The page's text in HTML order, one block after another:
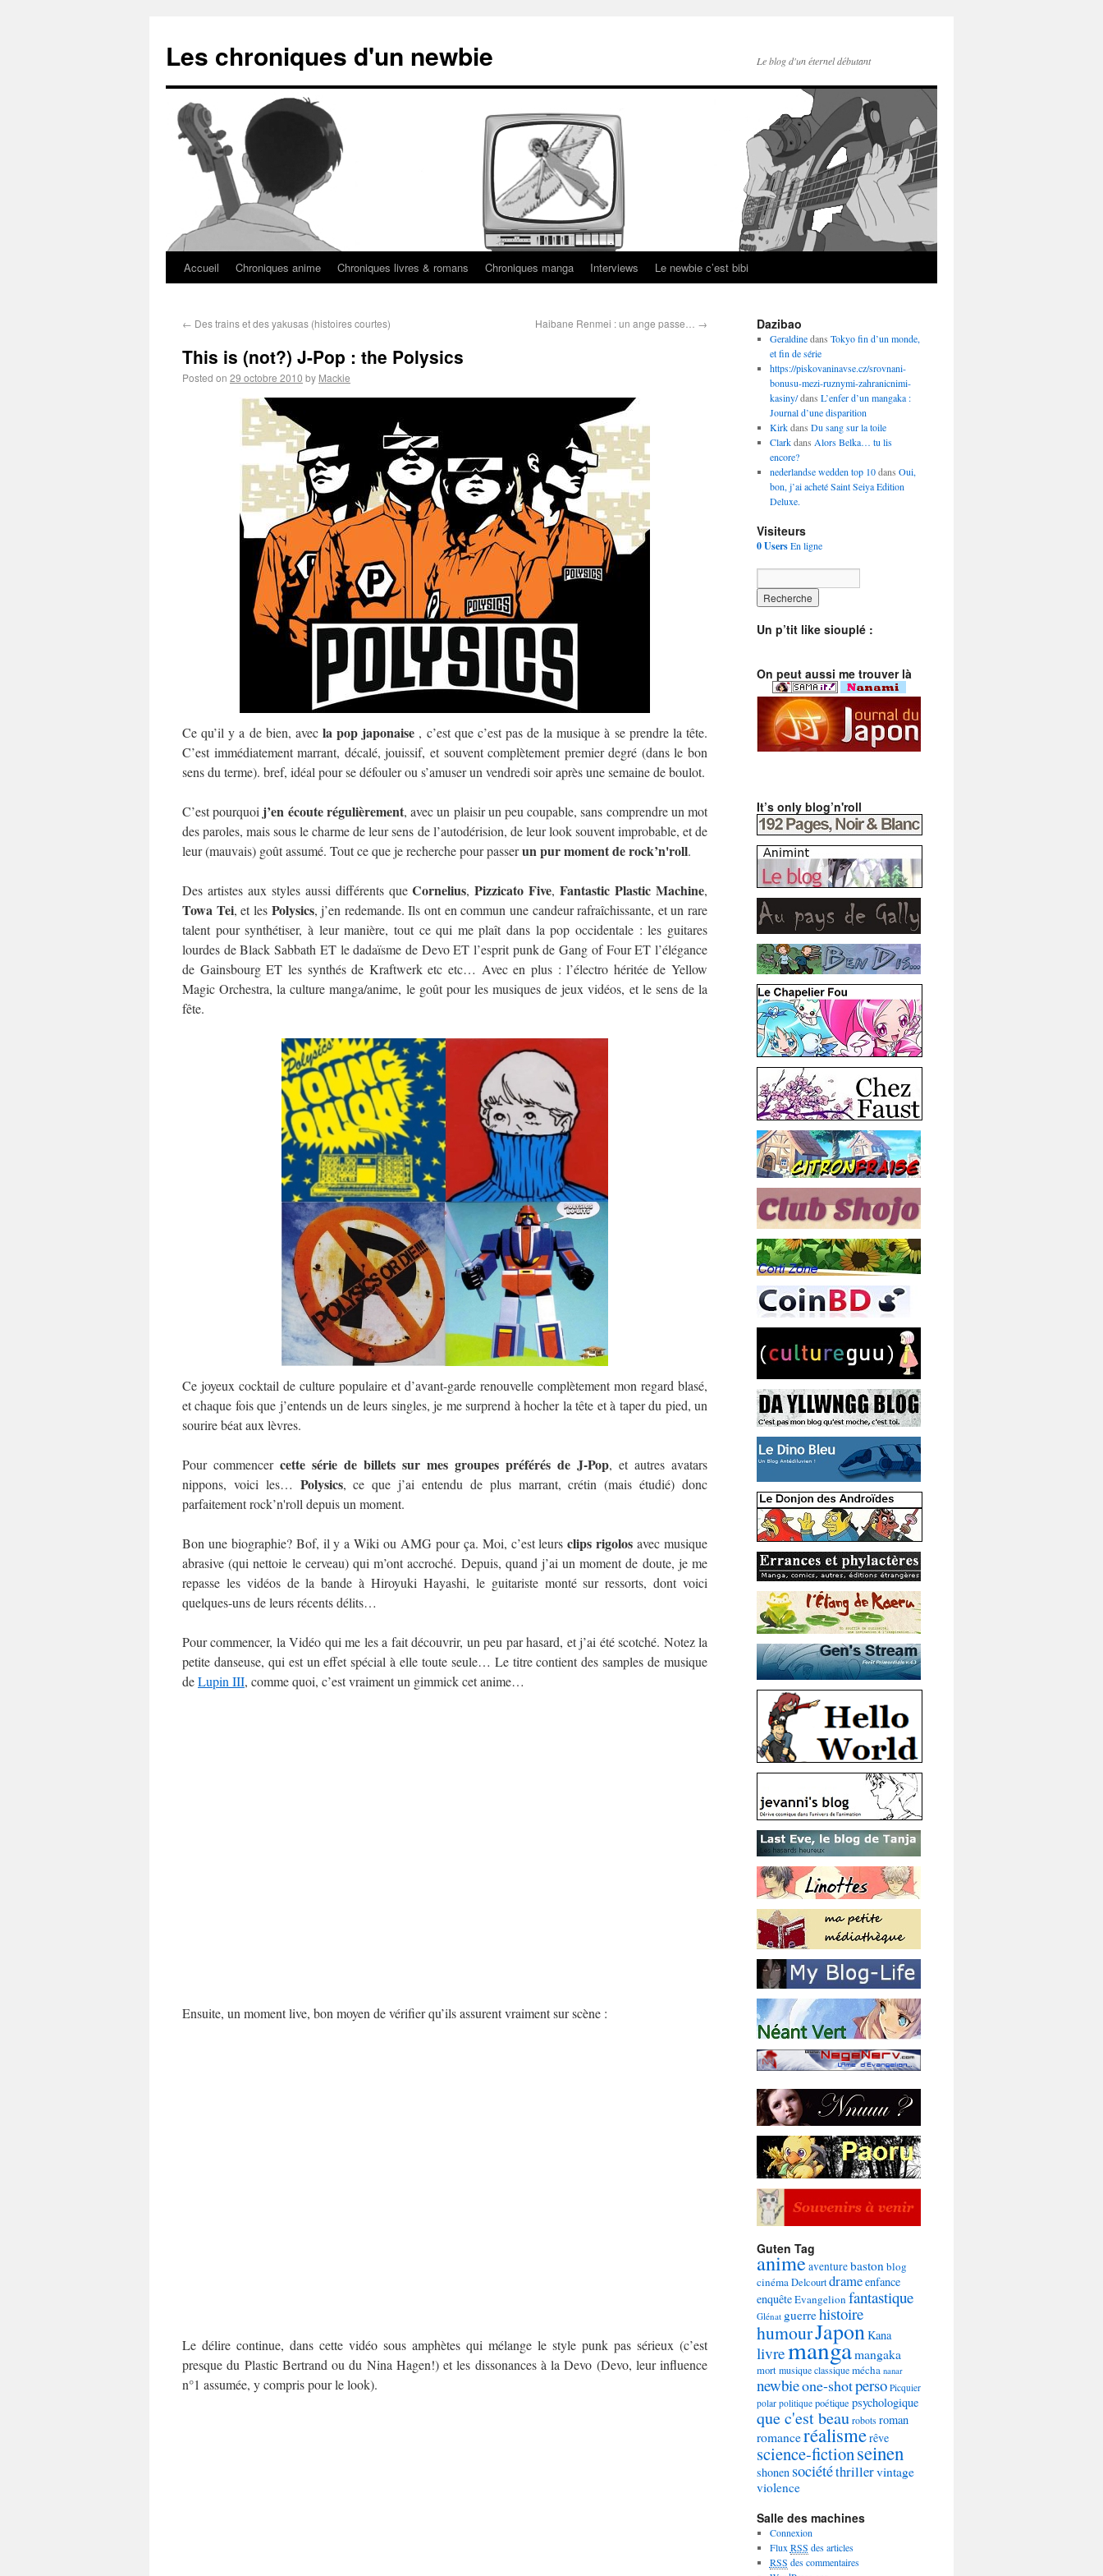
Les chroniques d'un newbie Le blog d'un éternel débutant
Accueil Chroniques anime Chroniques livres & romans Chroniques manga Interviews Le newbie c’est bibi
← Des trains et des yakusas (histoires courtes) Haibane Renmei : un ange passe… →
This is (not?) J-Pop : the Polysics
Posted on 29 octobre 2010 by Mackie
Ce qu’il y a de bien, avec la pop japonaise , c’est que c’est pas de la musique à se prendre la tête.
C’est immédiatement marrant, décalé, jouissif, et souvent complètement premier degré (dans le bon
sens du terme). bref, idéal pour se défouler ou s’amuser un vendredi soir après une semaine de boulot.
C’est pourquoi j’en écoute régulièrement, avec un plaisir un peu coupable, sans comprendre un mot
des paroles, mais sous le charme de leur sens de l’autodérision, de leur look souvent improbable, et de
leur (mauvais) goût assumé. Tout ce que je recherche pour passerun pur moment de rock’n'roll.
Des artistes aux styles aussi différents queCornelius,Pizzicato Five,Fantastic Plastic Machine,
Towa Tei, et les Polysics, j’en redemande. Ils ont en commun une candeur rafraîchissante, et un rare
talent pour synthétiser, à leur manière, tout ce qui me plaît dans la pop occidentale : les guitares
lourdes de Black Sabbath ET le dadaïsme de Devo ET l’esprit punk de Gang of Four ET l’élégance
de Gainsbourg ET les synthés de Kraftwerk etc etc… Avec en plus : l’électro héritée de Yellow
Magic Orchestra, la culture manga/anime, le goût pour les musiques de jeux vidéos, et le sens de la
fête.
Ce joyeux cocktail de culture populaire et d’avant-garde renouvelle complètement mon regard blasé,
et chaque fois que j’entends un de leurs singles, je me surprend à hocher la tête et à taper du pied, un
sourire béat aux lèvres.
Pour commencer cette série de billets sur mes groupes préférés de J-Pop, et autres avatars
nippons, voici les… Polysics, ce que j’ai entendu de plus marrant, crétin (mais étudié) donc
parfaitement rock’n'roll depuis un moment.
Bon une biographie? Bof, il y a Wiki ou AMG pour ça. Moi, c’est leursclips rigolos avec musique
abrasive (qui nettoie le cerveau) qui m’ont accroché. Depuis, quand j’ai un moment de doute, je me
repasse les vidéos de la bande à Hiroyuki Hayashi, le guitariste monté sur ressorts, dont voici
quelques-uns de leurs récents délits…
Pour commencer, la Vidéo qui me les a fait découvrir, un peu par hasard, et j’ai été scotché. Notez la
petite danseuse, qui est un effet spécial à elle toute seule… Le titre contient des samples de musique
deLupin III, comme quoi, c’est vraiment un gimmick cet anime…
Ensuite, un moment live, bon moyen de vérifier qu’ils assurent vraiment sur scène :
Le délire continue, dans cette vidéo sous amphètes qui mélange le style punk pas sérieux (c’est
presque du Plastic Bertrand ou du Nina Hagen!) et les dissonances à la Devo (Devo, leur influence
n°1 assumée, y compris pour le look).
Dazibao
Geraldinedans Tokyo fin d’un monde,
et fin de série
https://piskovaninavse.cz/srovnani-
bonusu-mezi-ruznymi-zahranicnimi-
kasiny/dans L’enfer d’un mangaka :
Journal d’une disparition
Kirkdans Du sang sur la toile
Clarkdans Alors Belka… tu lis
encore?
nederlandse wedden top 10dans Oui,
bon, j’ai acheté Saint Seiya Edition
Deluxe.
Visiteurs
0 UsersEn ligne
Un p’tit like siouplé :
On peut aussi me trouver là
It’s only blog’n'roll
Guten Tag
animeaventurebaston blog
cinémaDelcourtdrameenfance
enquêteEvangelion fantastique
Glénat guerrehistoire
humourJapon Kana
livremangamangaka
mortmusique classiquemécha nanar
newbieone-shotperso Picquier
polar politique poétique psychologique
que c'est beaurobotsroman
romanceréalismerêve
science-fictionseinen
shonen sociététhrillervintage
violence
Salle des machines
Connexion
Flux RSS des articles
RSS des commentaires